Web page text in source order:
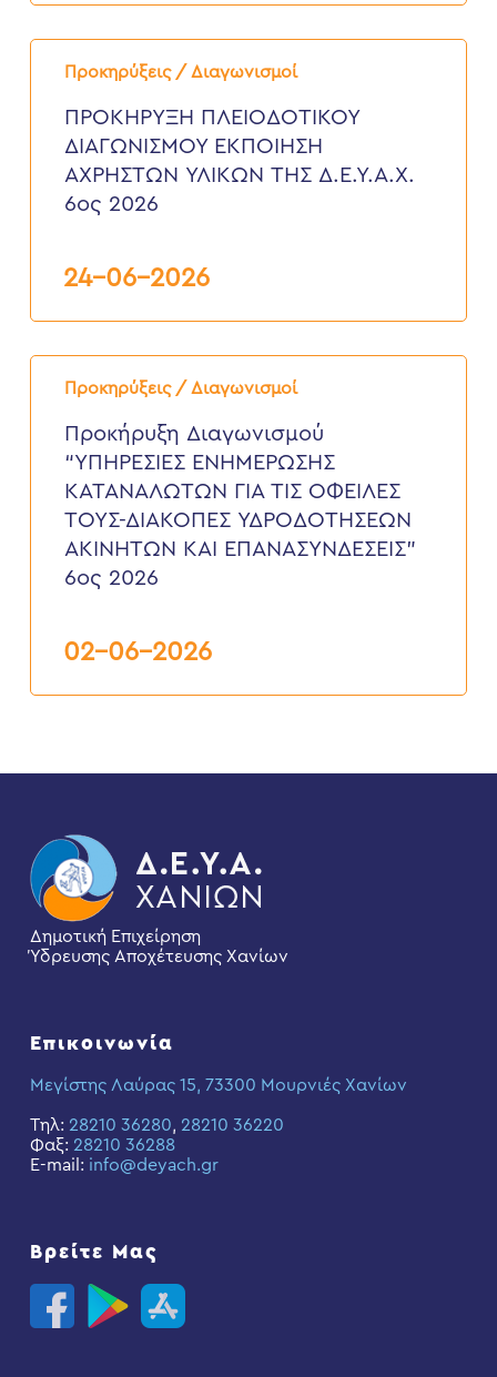
Προκηρύξεις / Διαγωνισμοί
ΠΡΟΚΗΡΥΞΗ
ΠΛΕΙΟΔΟΤΙΚΟΥ
ΕΚΠΟΙΗΣΗ
ΑΧΡΗΣΤΩΝ
ΥΛΙΚΩΝ
Δ.Ε.Υ.Α.Χ.
ΠΡΟΚΗΡΥΞΗ ΠΛΕΙΟΔΟΤΙΚΟΥ
ΔΙΑΓΩΝΙΣΜΟΥ ΕΚΠΟΙΗΣΗ
ΑΧΡΗΣΤΩΝ ΥΛΙΚΩΝ ΤΗΣ Δ.Ε.Υ.Α.Χ.
6ος 2026
24-06-2026
Προκηρύξεις / Διαγωνισμοί
Προκήρυξη
Διαγωνισμού
ΕΝΗΜΕΡΩΣΗΣ
ΚΑΤΑΝΑΛΩΤΩΝ
ΟΦΕΙΛΕΣ
ΤΟΥΣ-
ΔΙΑΚΟΠΕΣ
ΑΚΙΝΗΤΩΝ
2026
Προκήρυξη Διαγωνισμού
“ΥΠΗΡΕΣΙΕΣ ΕΝΗΜΕΡΩΣΗΣ
ΚΑΤΑΝΑΛΩΤΩΝ ΓΙΑ ΤΙΣ ΟΦΕΙΛΕΣ
ΤΟΥΣ-ΔΙΑΚΟΠΕΣ ΥΔΡΟΔΟΤΗΣΕΩΝ
ΑΚΙΝΗΤΩΝ ΚΑΙ ΕΠΑΝΑΣΥΝΔΕΣΕΙΣ”
6ος 2026
02-06-2026
Δημοτική Επιχείρηση
Ύδρευσης Αποχέτευσης Χανίων
Επικοινωνία
Μεγίστης Λαύρας 15, 73300 Μουρνιές Χανίων
Τηλ: 28210 36280, 28210 36220
Φαξ: 28210 36288
E-mail: info@deyach.gr
Βρείτε Μας